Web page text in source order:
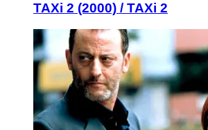
TAXi 2 (2000) / TAXi 2